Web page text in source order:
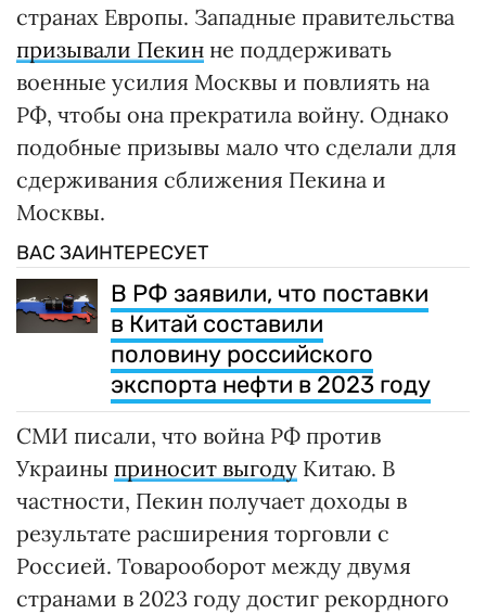
странах Европы. Западные правительства
призывали Пекин не поддерживать
военные усилия Москвы и повлиять на
РФ, чтобы она прекратила войну. Однако
подобные призывы мало что сделали для
сдерживания сближения Пекина и
Москвы.
ВАС ЗАИНТЕРЕСУЕТ
В РФ заявили, что поставки
в Китай составили
половину российского
экспорта нефти в 2023 году
СМИ писали, что война РФ против
Украины приносит выгоду Китаю. В
частности, Пекин получает доходы в
результате расширения торговли с
Россией. Товарооборот между двумя
странами в 2023 году достиг рекордного